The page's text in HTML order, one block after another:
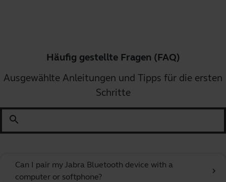
Häufig gestellte Fragen (FAQ)
Ausgewählte Anleitungen und Tipps für die ersten
Schritte
search
Can I pair my Jabra Bluetooth device with a
computer or softphone?
chevron_right